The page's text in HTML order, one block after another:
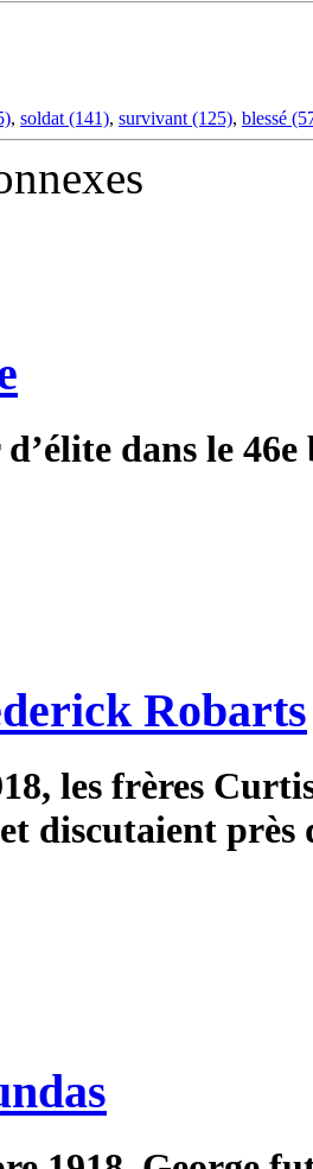
, soldat (141), survivant (125), blessé
dans le
Robarts
les frères
discutaient